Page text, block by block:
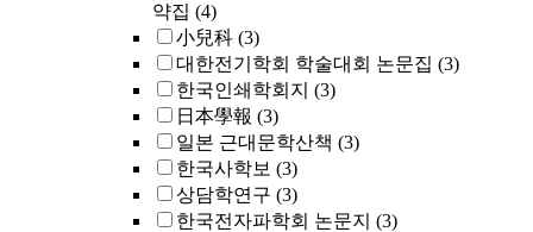
약집 (4)
小兒科 (3)
대한전기학회 학술대회 논문집 (3)
한국인쇄학회지 (3)
日本學報 (3)
일본 근대문학산책 (3)
한국사학보 (3)
상담학연구 (3)
한국전자파학회 논문지 (3)